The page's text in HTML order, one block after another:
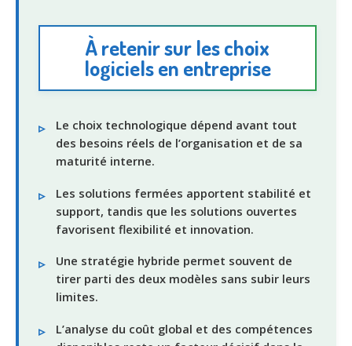
À retenir sur les choix
logiciels en entreprise
Le choix technologique dépend avant tout
des besoins réels de l’organisation et de sa
maturité interne.
Les solutions fermées apportent stabilité et
support, tandis que les solutions ouvertes
favorisent flexibilité et innovation.
Une stratégie hybride permet souvent de
tirer parti des deux modèles sans subir leurs
limites.
L’analyse du coût global et des compétences